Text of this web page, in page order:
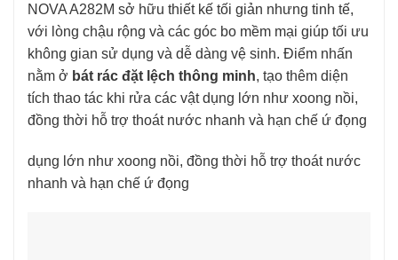
NOVA A282M sở hữu thiết kế tối giản nhưng tinh tế,
với lòng chậu rộng và các góc bo mềm mại giúp tối ưu
không gian sử dụng và dễ dàng vệ sinh. Điểm nhấn
nằm ở bát rác đặt lệch thông minh, tạo thêm diện
tích thao tác khi rửa các vật dụng lớn như xoong nồi,
đồng thời hỗ trợ thoát nước nhanh và hạn chế ứ đọng
dụng lớn như xoong nồi, đồng thời hỗ trợ thoát nước
nhanh và hạn chế ứ đọng